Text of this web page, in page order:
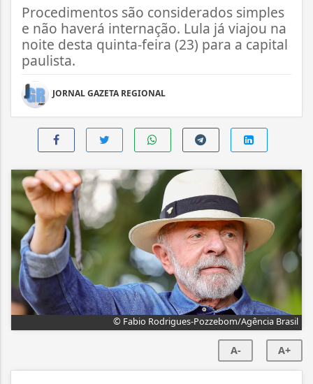
Procedimentos são considerados simples
e não haverá internação. Lula já viajou na
noite desta quinta-feira (23) para a capital
paulista.
JORNAL GAZETA REGIONAL
© Fabio Rodrigues-Pozzebom/Agência Brasil
A- A+